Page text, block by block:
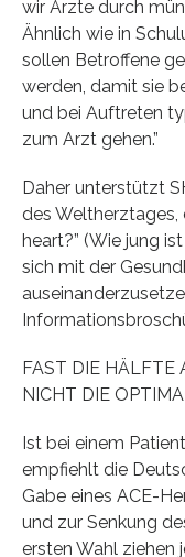
wir Ärzte durch
Ähnlich wie in
sollen Betroffene
werden, damit sie
und bei Auftreten
zum Arzt gehen.”
Daher unterstützt
des Weltherztages,
heart?” (Wie jung
sich mit der
FAST DIE HÄLFTE
NICHT DIE
Ist bei einem
empfiehlt die
Gabe eines ACE-
und zur Senkung
ersten Wahl ziehen